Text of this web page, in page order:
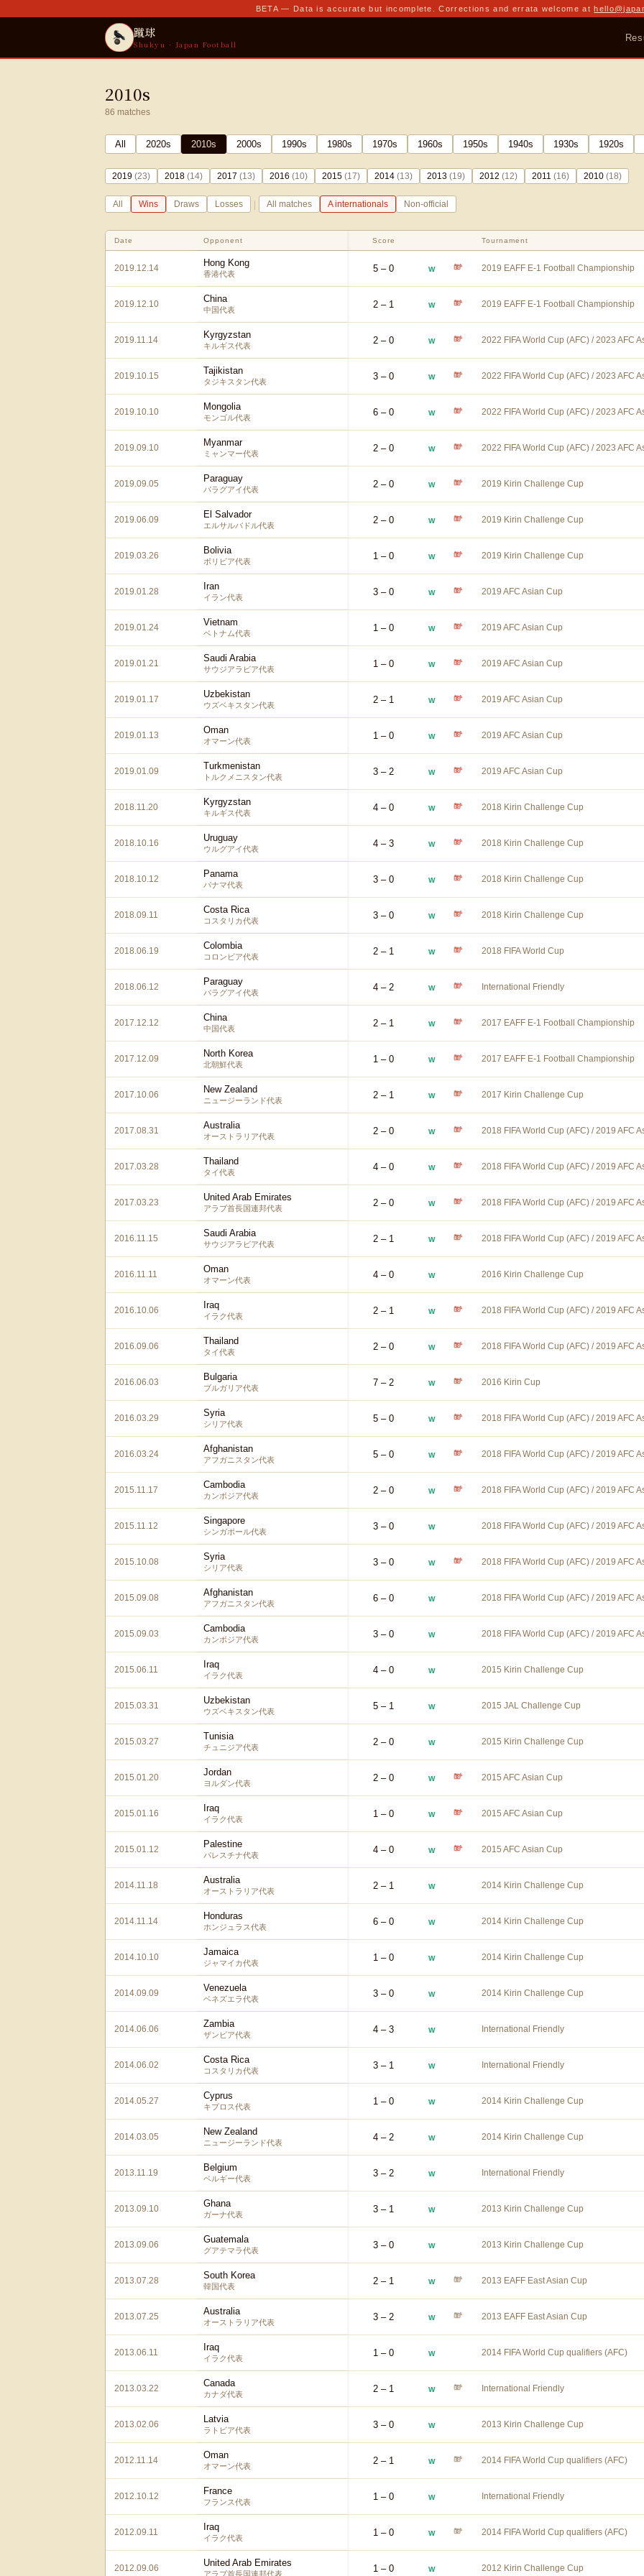
BETA — Data is accurate but incomplete. Corrections and errata welcome at
蹴球
Shukyu · Japan Football
2010s
86 matches
All 2020s 2010s 2000s 1990s 1980s 1970s 1960s 1950s 1940s 1930s 1920s
2019 (23) 2018 (14) 2017 (13) 2016 (10) 2015 (17) 2014 (13) 2013 (19) 2012 (12) 2011 (16) 2010 (18)
All Wins Draws Losses | All matches A internationals Non-official
Date Opponent Score Tournament
2019.12.14 Hong Kong
香港代表 5 – 0 W 2019 EAFF E-1 Football Championship
2019.12.10 China
中国代表 2 – 1 W 2019 EAFF E-1 Football Championship
2019.11.14 Kyrgyzstan
キルギス代表 2 – 0 W 2022 FIFA World Cup (AFC) / 2023 AFC
2019.10.15 Tajikistan
タジキスタン代表 3 – 0 W 2022 FIFA World Cup (AFC) / 2023 AFC
2019.10.10 Mongolia
モンゴル代表 6 – 0 W 2022 FIFA World Cup (AFC) / 2023 AFC
2019.09.10 Myanmar
ミャンマー代表 2 – 0 W 2022 FIFA World Cup (AFC) / 2023 AFC
2019.09.05 Paraguay
パラグアイ代表 2 – 0 W 2019 Kirin Challenge Cup
2019.06.09 El Salvador
エルサルバドル代表 2 – 0 W 2019 Kirin Challenge Cup
2019.03.26 Bolivia
ボリビア代表 1 – 0 W 2019 Kirin Challenge Cup
2019.01.28 Iran
イラン代表 3 – 0 W 2019 AFC Asian Cup
2019.01.24 Vietnam
ベトナム代表 1 – 0 W 2019 AFC Asian Cup
2019.01.21 Saudi Arabia
サウジアラビア代表 1 – 0 W 2019 AFC Asian Cup
2019.01.17 Uzbekistan
ウズベキスタン代表 2 – 1 W 2019 AFC Asian Cup
2019.01.13 Oman
オマーン代表 1 – 0 W 2019 AFC Asian Cup
2019.01.09 Turkmenistan
トルクメニスタン代表 3 – 2 W 2019 AFC Asian Cup
2018.11.20 Kyrgyzstan
キルギス代表 4 – 0 W 2018 Kirin Challenge Cup
2018.10.16 Uruguay
ウルグアイ代表 4 – 3 W 2018 Kirin Challenge Cup
2018.10.12 Panama
パナマ代表 3 – 0 W 2018 Kirin Challenge Cup
2018.09.11 Costa Rica
コスタリカ代表 3 – 0 W 2018 Kirin Challenge Cup
2018.06.19 Colombia
コロンビア代表 2 – 1 W 2018 FIFA World Cup
2018.06.12 Paraguay
パラグアイ代表 4 – 2 W International Friendly
2017.12.12 China
中国代表 2 – 1 W 2017 EAFF E-1 Football Championship
2017.12.09 North Korea
北朝鮮代表 1 – 0 W 2017 EAFF E-1 Football Championship
2017.10.06 New Zealand
ニュージーランド代表 2 – 1 W 2017 Kirin Challenge Cup
2017.08.31 Australia
オーストラリア代表 2 – 0 W 2018 FIFA World Cup (AFC) / 2019 AFC
2017.03.28 Thailand
タイ代表 4 – 0 W 2018 FIFA World Cup (AFC) / 2019 AFC
2017.03.23 United Arab Emirates
アラブ首長国連邦代表 2 – 0 W 2018 FIFA World Cup (AFC) / 2019 AFC
2016.11.15 Saudi Arabia
サウジアラビア代表 2 – 1 W 2018 FIFA World Cup (AFC) / 2019 AFC
2016.11.11 Oman
オマーン代表 4 – 0 W 2016 Kirin Challenge Cup
2016.10.06 Iraq
イラク代表 2 – 1 W 2018 FIFA World Cup (AFC) / 2019 AFC
2016.09.06 Thailand
タイ代表 2 – 0 W 2018 FIFA World Cup (AFC) / 2019 AFC
2016.06.03 Bulgaria
ブルガリア代表 7 – 2 W 2016 Kirin Cup
2016.03.29 Syria
シリア代表 5 – 0 W 2018 FIFA World Cup (AFC) / 2019 AFC
2016.03.24 Afghanistan
アフガニスタン代表 5 – 0 W 2018 FIFA World Cup (AFC) / 2019 AFC
2015.11.17 Cambodia
カンボジア代表 2 – 0 W 2018 FIFA World Cup (AFC) / 2019 AFC
2015.11.12 Singapore
シンガポール代表 3 – 0 W 2018 FIFA World Cup (AFC) / 2019 AFC
2015.10.08 Syria
シリア代表 3 – 0 W 2018 FIFA World Cup (AFC) / 2019 AFC
2015.09.08 Afghanistan
アフガニスタン代表 6 – 0 W 2018 FIFA World Cup (AFC) / 2019 AFC
2015.09.03 Cambodia
カンボジア代表 3 – 0 W 2018 FIFA World Cup (AFC) / 2019 AFC
2015.06.11 Iraq
イラク代表 4 – 0 W 2015 Kirin Challenge Cup
2015.03.31 Uzbekistan
ウズベキスタン代表 5 – 1 W 2015 JAL Challenge Cup
2015.03.27 Tunisia
チュニジア代表 2 – 0 W 2015 Kirin Challenge Cup
2015.01.20 Jordan
ヨルダン代表 2 – 0 W 2015 AFC Asian Cup
2015.01.16 Iraq
イラク代表 1 – 0 W 2015 AFC Asian Cup
2015.01.12 Palestine
パレスチナ代表 4 – 0 W 2015 AFC Asian Cup
2014.11.18 Australia
オーストラリア代表 2 – 1 W 2014 Kirin Challenge Cup
2014.11.14 Honduras
ホンジュラス代表 6 – 0 W 2014 Kirin Challenge Cup
2014.10.10 Jamaica
ジャマイカ代表 1 – 0 W 2014 Kirin Challenge Cup
2014.09.09 Venezuela
ベネズエラ代表 3 – 0 W 2014 Kirin Challenge Cup
2014.06.06 Zambia
ザンビア代表 4 – 3 W International Friendly
2014.06.02 Costa Rica
コスタリカ代表 3 – 1 W International Friendly
2014.05.27 Cyprus
キプロス代表 1 – 0 W 2014 Kirin Challenge Cup
2014.03.05 New Zealand
ニュージーランド代表 4 – 2 W 2014 Kirin Challenge Cup
2013.11.19 Belgium
ベルギー代表 3 – 2 W International Friendly
2013.09.10 Ghana
ガーナ代表 3 – 1 W 2013 Kirin Challenge Cup
2013.09.06 Guatemala
グアテマラ代表 3 – 0 W 2013 Kirin Challenge Cup
2013.07.28 South Korea
韓国代表 2 – 1 W 2013 EAFF East Asian Cup
2013.07.25 Australia
オーストラリア代表 3 – 2 W 2013 EAFF East Asian Cup
2013.06.11 Iraq
イラク代表 1 – 0 W 2014 FIFA World Cup qualifiers (AFC)
2013.03.22 Canada
カナダ代表 2 – 1 W International Friendly
2013.02.06 Latvia
ラトビア代表 3 – 0 W 2013 Kirin Challenge Cup
2012.11.14 Oman
オマーン代表 2 – 1 W 2014 FIFA World Cup qualifiers (AFC)
2012.10.12 France
フランス代表 1 – 0 W International Friendly
2012.09.11 Iraq
イラク代表 1 – 0 W 2014 FIFA World Cup qualifiers (AFC)
2012.09.06 United Arab Emirates
アラブ首長国連邦代表 1 – 0 W 2012 Kirin Challenge Cup